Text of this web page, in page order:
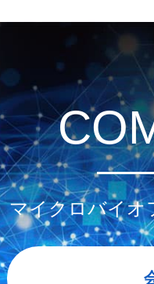
マイクロバイオ